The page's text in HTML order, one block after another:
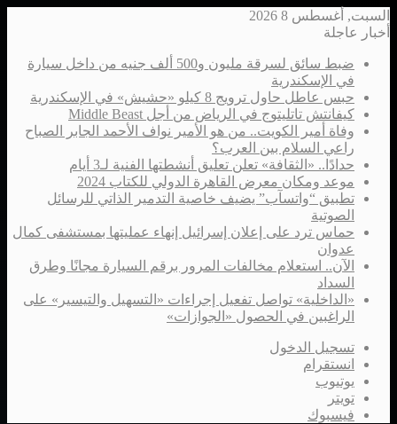
السبت, أغسطس 8 2026
أخبار عاجلة
ضبط سائق لسرقة مليون و500 ألف جنيه من داخل سيارة
في الإسكندرية
حبس عاطل حاول ترويج 8 كيلو «حشيش» في الإسكندرية
كيفانتش تاتليتوج في الرياض من أجل Middle Beast
وفاة أمير الكويت.. من هو الأمير نواف الأحمد الجابر الصباح
راعي السلام بين العرب؟
حدادًا.. «الثقافة» تعلن تعليق أنشطتها الفنية لـ3 أيام
موعد ومكان معرض القاهرة الدولي للكتاب 2024
تطبيق “واتسآب” يضيف خاصية التدمير الذاتي للرسائل
الصوتية
حماس ترد على إعلان إسرائيل إنهاء عمليتها بمستشفى كمال
عدوان
الآن.. استعلام مخالفات المرور برقم السيارة مجانًا وطرق
السداد
«الداخلية» تواصل تفعيل إجراءات «التسهيل والتيسير» على
الراغبين في الحصول «الجوازات»
تسجيل الدخول
انستقرام
يوتيوب
تويتر
فيسبوك